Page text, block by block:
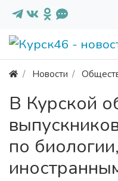
Новости
В Курской
по